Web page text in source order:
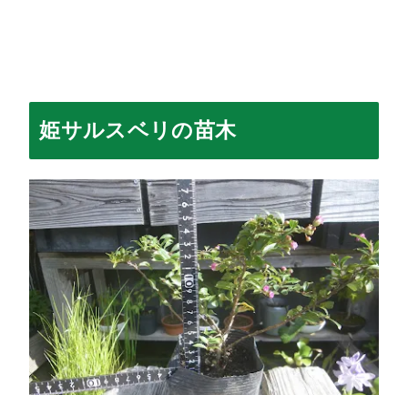
姫サルスベリの苗木